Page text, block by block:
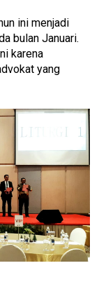
ini menjadi
bulan Januari.
karena
yang